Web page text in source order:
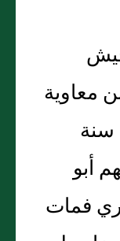
معاوية
أبو
فمات